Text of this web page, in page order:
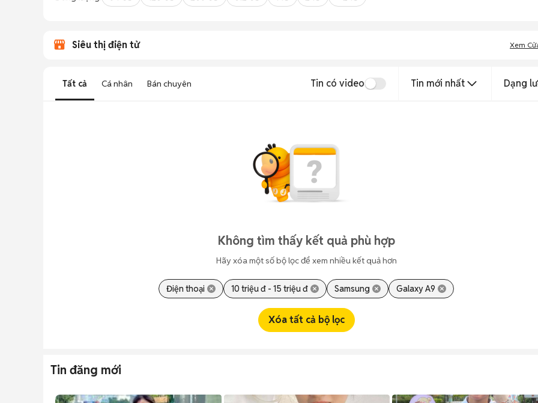
Siêu thị điện tử Xem
Tất cả Cá nhân Bán chuyên Tin có video Tin mới nhất Dạng
Không tìm thấy kết quả phù hợp
Hãy xóa một số bộ lọc để xem nhiều kết quả hơn
Điện thoại 10 triệu đ - 15 triệu đ Samsung Galaxy A9
Xóa tất cả bộ lọc
Tin đăng mới